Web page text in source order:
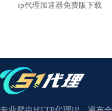
ip代理加速器免费版下载